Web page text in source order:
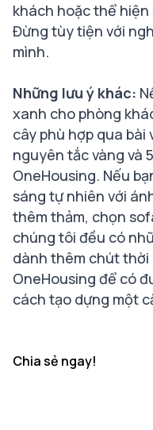
khách hoặc thể
Đừng tùy tiện với
mình.
Những lưu ý khác:
xanh cho phòng
cây phù hợp qua bài
nguyên tắc vàng và
OneHousing. Nếu
sáng tự nhiên với
thêm thảm, chọn
chúng tôi đều có
dành thêm chút thời
OneHousing để có
cách tạo dựng một
Chia sẻ ngay!